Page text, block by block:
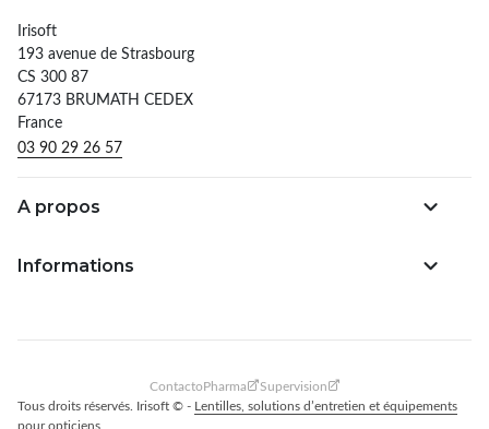
Irisoft
193 avenue de Strasbourg
CS 300 87
67173 BRUMATH CEDEX
France
03 90 29 26 57
A propos
Informations
ContactoPharma
Supervision
Tous droits réservés. Irisoft © - Lentilles, solutions d’entretien et équipements
pour opticiens